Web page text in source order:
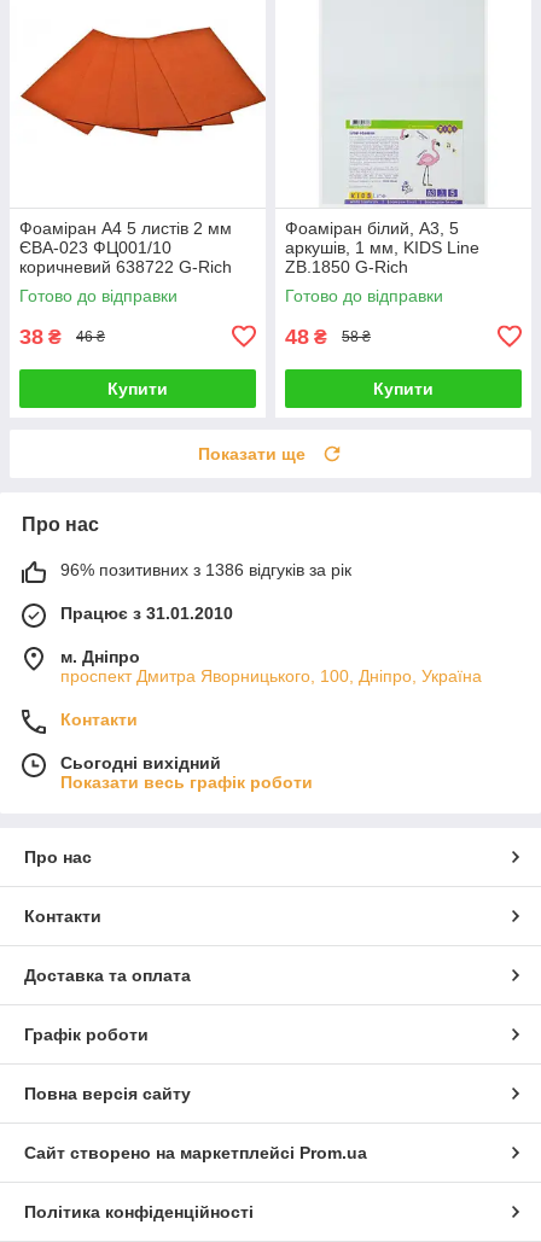
Фоаміран А4 5 листів 2 мм
ЄВА-023 ФЦ001/10
коричневий 638722 G-Rich
Готово до відправки
38 ₴ 46 ₴
Купити
Фоаміран білий, А3, 5
аркушів, 1 мм, KIDS Line
ZB.1850 G-Rich
Готово до відправки
48 ₴ 58 ₴
Купити
Показати ще
Про нас
96% позитивних з 1386 відгуків за рік
Працює з 31.01.2010
м. Дніпро
проспект Дмитра Яворницького, 100, Дніпро, Україна
Контакти
Сьогодні вихідний
Показати весь графік роботи
Про нас
Контакти
Доставка та оплата
Графік роботи
Повна версія сайту
Сайт створено на маркетплейсі Prom.ua
Політика конфіденційності